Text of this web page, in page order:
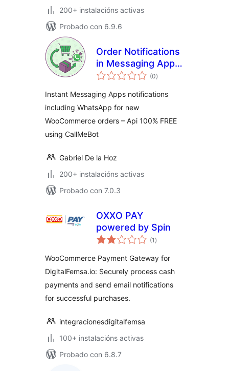
200+ instalacións activas
Probado con 6.9.6
Order Notifications
in Messaging Apps
for WooCommerce
(0valoracións
totais
)
Instant Messaging Apps notifications
including WhatsApp for new
WooCommerce orders – Api 100% FREE
using CallMeBot
Gabriel De la Hoz
200+ instalacións activas
Probado con 7.0.3
OXXO PAY
powered by Spin
(1 valoracións
totais
)
WooCommerce Payment Gateway for
DigitalFemsa.io: Securely process cash
payments and send email notifications
for successful purchases.
integracionesdigitalfemsa
100+ instalacións activas
Probado con 6.8.7